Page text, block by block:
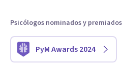
Psicólogos nominados y premiados
PyM Awards 2024